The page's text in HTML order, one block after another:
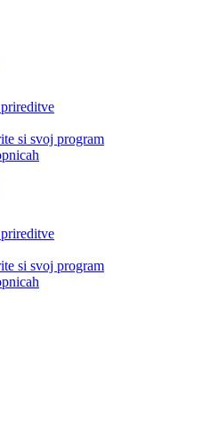
si svoj program
si svoj program